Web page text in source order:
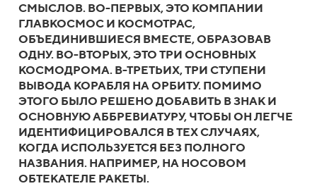
СМЫСЛОВ. ВО-ПЕРВЫХ, ЭТО КОМПАНИИ
ГЛАВКОСМОС И КОСМОТРАС,
ОБЪЕДИНИВШИЕСЯ ВМЕСТЕ, ОБРАЗОВАВ
ОДНУ. ВО-ВТОРЫХ, ЭТО ТРИ ОСНОВНЫХ
КОСМОДРОМА. В-ТРЕТЬИХ, ТРИ СТУПЕНИ
ВЫВОДА КОРАБЛЯ НА ОРБИТУ. ПОМИМО
ЭТОГО БЫЛО РЕШЕНО ДОБАВИТЬ В ЗНАК И
ОСНОВНУЮ АББРЕВИАТУРУ, ЧТОБЫ ОН ЛЕГЧЕ
ИДЕНТИФИЦИРОВАЛСЯ В ТЕХ СЛУЧАЯХ,
КОГДА ИСПОЛЬЗУЕТСЯ БЕЗ ПОЛНОГО
НАЗВАНИЯ. НАПРИМЕР, НА НОСОВОМ
ОБТЕКАТЕЛЕ РАКЕТЫ.